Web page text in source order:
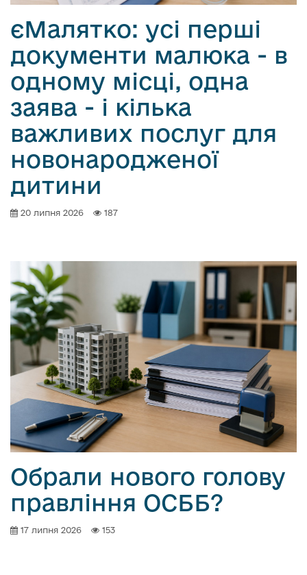
о
в
м
і
с
т
у
єМалятко: усі перші
документи малюка - в
одному місці, одна
заява - і кілька
важливих послуг для
новонародженої
дитини
20 липня 2026 187
Обрали нового голову
правління ОСББ?
17 липня 2026 153